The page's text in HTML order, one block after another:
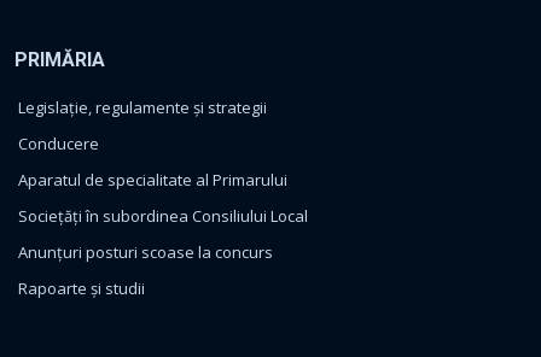
PRIMĂRIA
Legislație, regulamente și strategii
Conducere
Aparatul de specialitate al Primarului
Sociețăți în subordinea Consiliului Local
Anunțuri posturi scoase la concurs
Rapoarte și studii